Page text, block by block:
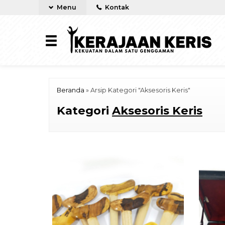
Menu Kontak
Beranda » Arsip Kategori "Aksesoris Keris"
Kategori Aksesoris Keris